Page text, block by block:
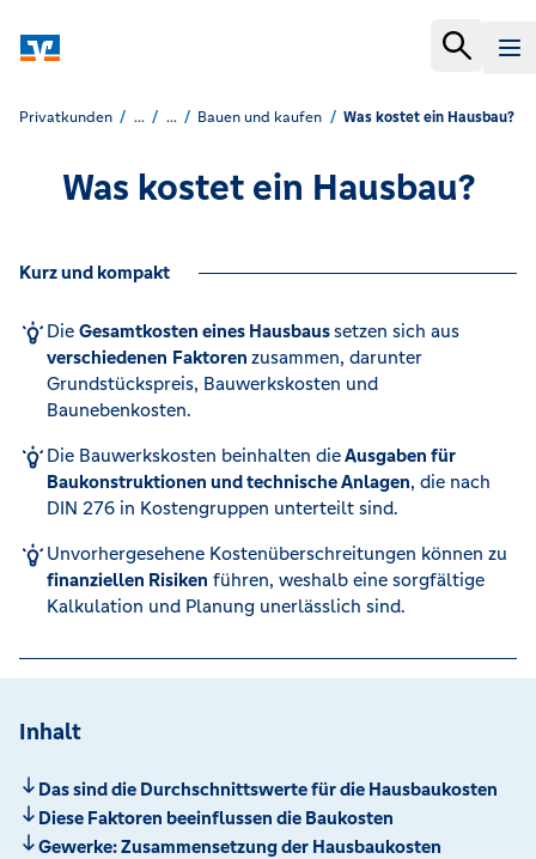
Privatkunden ... ... Bauen und kaufen Was kostet ein Hausbau?
Was kostet ein Hausbau?
Kurz und kompakt
Die Gesamtkosten eines Hausbaussetzen sich aus
verschiedenen Faktoren zusammen, darunter
Grundstückspreis, Bauwerkskosten und
Baunebenkosten. ​
Die Bauwerkskosten beinhalten dieAusgaben für
Baukonstruktionen und technische Anlagen, die nach
DIN 276 in Kostengruppen unterteilt sind.
Unvorhergesehene Kostenüberschreitungen können zu
finanziellen Risiken führen, weshalb eine sorgfältige
Kalkulation und Planung unerlässlich sind. ​
Inhalt
Das sind die Durchschnittswerte für die Hausbaukosten
Diese Faktoren beeinflussen die Baukosten
Gewerke: Zusammensetzung der Hausbaukosten